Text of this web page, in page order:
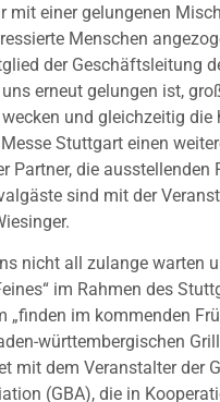
mit einer gelungenen
Menschen
der Geschäftsleitung
erneut gelungen ist,
und gleichzeitig die
Stuttgart einen
Partner, die
sind mit der
nicht all zulange warten
im Rahmen des
„finden im kommenden
württembergischen
mit dem Veranstalter der
(GBA), die in